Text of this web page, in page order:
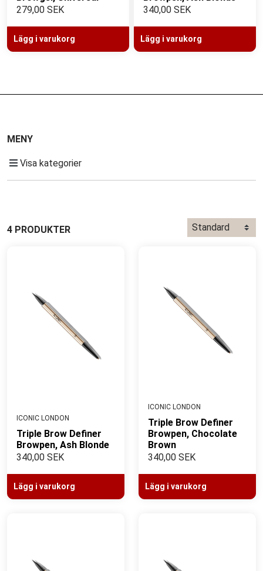
279,00 SEK
Lägg i varukorg
340,00 SEK
Lägg i varukorg
MENY
Visa kategorier
4 PRODUKTER
ICONIC LONDON
Triple Brow Definer
Browpen, Ash Blonde
340,00 SEK
Lägg i varukorg
ICONIC LONDON
Triple Brow Definer
Browpen, Chocolate
Brown
340,00 SEK
Lägg i varukorg